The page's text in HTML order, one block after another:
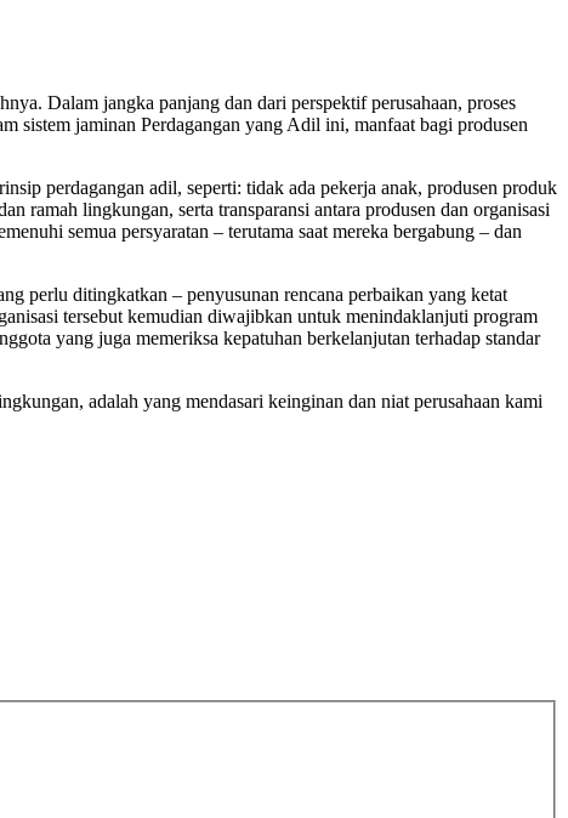
Dalam jangka panjang dan dari perspektif perusahaan, proses
sistem jaminan Perdagangan yang Adil ini, manfaat bagi produsen
perdagangan adil, seperti: tidak ada pekerja anak, produsen produk
ramah lingkungan, serta transparansi antara produsen dan organisasi
semua persyaratan – terutama saat mereka bergabung – dan
perlu ditingkatkan – penyusunan rencana perbaikan yang ketat
tersebut kemudian diwajibkan untuk menindaklanjuti program
yang juga memeriksa kepatuhan berkelanjutan terhadap standar
adalah yang mendasari keinginan dan niat perusahaan kami